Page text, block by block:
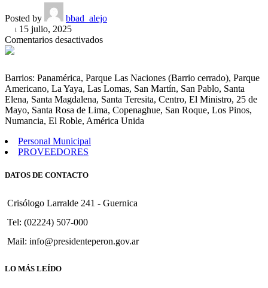
Posted by
bbad_alejo
On 15 julio, 2025
Comentarios desactivadosen
Barrios: Panamérica, Parque Las Naciones (Barrio cerrado), Parque
Americano, La Yaya, Las Lomas, San Martín, San Pablo, Santa
Elena, Santa Magdalena, Santa Teresita, Centro, El Ministro, 25 de
Mayo, Santa Rosa de Lima, Copenaghue, San Roque, Los Pinos,
Numancia, El Roble, América Unida
Personal Municipal
PROVEEDORES
DATOS DE CONTACTO
Crisólogo Larralde 241 - Guernica
Tel: (02224) 507-000
Mail: info@presidenteperon.gov.ar
LO MÁS LEÍDO